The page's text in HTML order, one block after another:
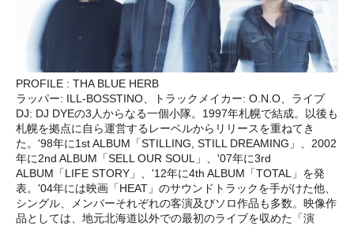
PROFILE : THA BLUE HERB
ラッパー: ILL-BOSSTINO、トラックメイカー: O.N.O、ライブ
DJ: DJ DYEの3人からなる一個小隊。1997年札幌で結成。以後も
札幌を拠点に自ら運営するレーベルからリリースを重ねてき
た。'98年に1st ALBUM「STILLING, STILL DREAMING」、2002
年に2nd ALBUM「SELL OUR SOUL」、'07年に3rd
ALBUM「LIFE STORY」、'12年に4th ALBUM「TOTAL」を発
表。'04年には映画「HEAT」のサウンドトラックを手がけた他、
シングル、メンバーそれぞれの客演及びソロ作品も多数。映像作
品としては、地元北海道以外での最初のライブを収めた「演